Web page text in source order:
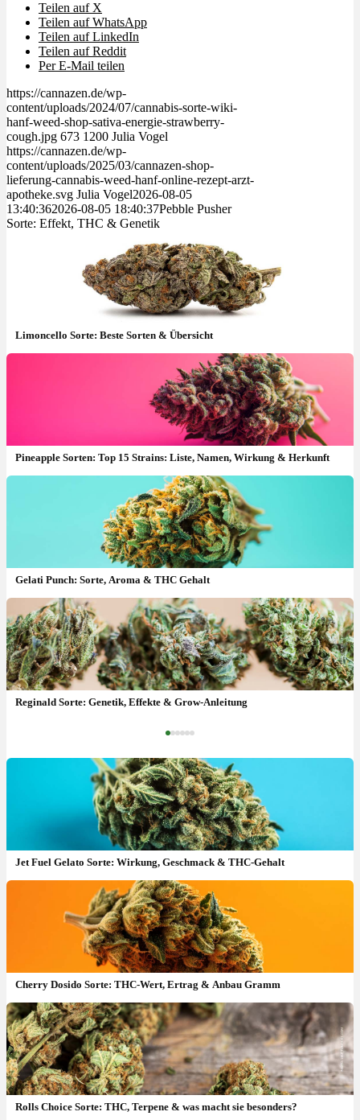
Teilen auf X
Teilen auf WhatsApp
Teilen auf LinkedIn
Teilen auf Reddit
Per E-Mail teilen
https://cannazen.de/wp-
content/uploads/2024/07/cannabis-sorte-wiki-
hanf-weed-shop-sativa-energie-strawberry-
cough.jpg 673 1200 Julia Vogel
https://cannazen.de/wp-
content/uploads/2025/03/cannazen-shop-
lieferung-cannabis-weed-hanf-online-rezept-arzt-
apotheke.svg Julia Vogel2026-08-05
13:40:362026-08-05 18:40:37Pebble Pusher
Sorte: Effekt, THC & Genetik
Limoncello Sorte: Beste Sorten & Übersicht
Pineapple Sorten: Top 15 Strains: Liste, Namen, Wirkung & Herkunft
Gelati Punch: Sorte, Aroma & THC Gehalt
Reginald Sorte: Genetik, Effekte & Grow-Anleitung
Permanent Marker Sorte: Herkunft, Effekte & THC-Gehalt
Jet Fuel Gelato Sorte: Wirkung, Geschmack & THC-Gehalt
Cherry Dosido Sorte: THC-Wert, Ertrag & Anbau Gramm
Rolls Choice Sorte: THC, Terpene & was macht sie besonders?